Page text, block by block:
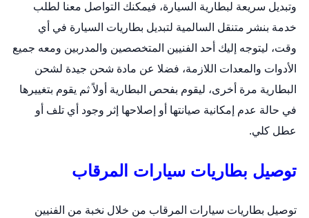
وتبديل سريعة لبطارية السيارة، فيمكنك التواصل معنا لطلب
خدمة بنشر متنقل السالمية لتبديل بطاريات السيارة في أي
وقت، ليتوجه إليك أحد الفنيين المتخصصين والمدربين ومعه جميع
الأدوات والمعدات اللازمة، فضلا عن مادة شحن جيدة لشحن
البطارية مرة أخرى، ليقوم بفحص البطارية أولاً ثم يقوم بتغييرها
في حالة عدم إمكانية صيانتها أو إصلاحها إثر وجود أي تلف أو
عطل كلي.
توصيل بطاريات سيارات المرقاب
توصيل بطاريات سيارات المرقاب من خلال نخبة من الفنيين